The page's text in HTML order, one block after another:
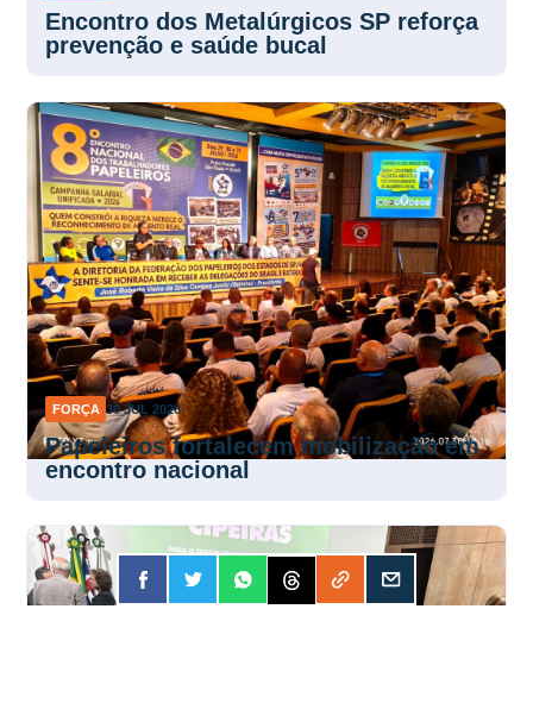
Encontro dos Metalúrgicos SP reforça
prevenção e saúde bucal
FORÇA 30 JUL 2026
Papeleiros fortalecem mobilização em
encontro nacional